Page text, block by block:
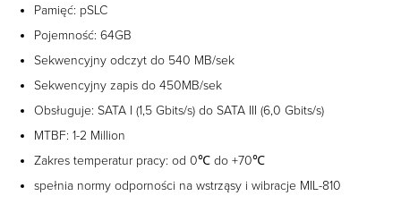
Pamięć: pSLC
Pojemność: 64GB
Sekwencyjny odczyt do 540 MB/sek
Sekwencyjny zapis do 450MB/sek
Obsługuje: SATA I (1,5 Gbits/s) do SATA III (6,0 Gbits/s)
MTBF: 1-2 Million
Zakres temperatur pracy: od 0℃ do +70℃
spełnia normy odporności na wstrząsy i wibracje MIL-810